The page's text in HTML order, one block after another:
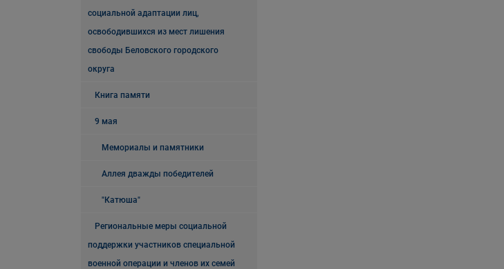
социальной адаптации лиц,
освободившихся из мест лишения
свободы Беловского городского
округа
Книга памяти
9 мая
Мемориалы и памятники
Аллея дважды победителей
"Катюша"
Региональные меры социальной
поддержки участников специальной
военной операции и членов их семей